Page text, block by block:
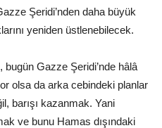
Şeridi’nden daha büyük
yeniden üstlenebilecek.
Gazze Şeridi’nde hâlâ
olsa da arka cebindeki planlar
barışı kazanmak. Yani
ve bunu Hamas dışındaki